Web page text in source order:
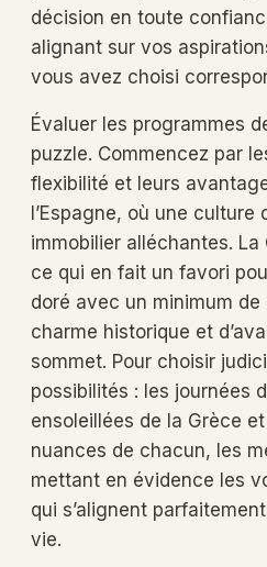
décision en toute
alignant sur vos
vous avez choisi
Évaluer les programmes
puzzle. Commencez par
flexibilité et leurs
l’Espagne, où une
immobilier alléchantes.
ce qui en fait un favori
doré avec un minimum
charme historique et
sommet. Pour choisir
possibilités : les journées
ensoleillées de la Grèce
nuances de chacun, les
mettant en évidence les
qui s’alignent
vie.